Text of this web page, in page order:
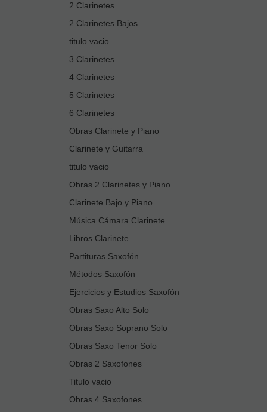
2 Clarinetes
2 Clarinetes Bajos
titulo vacio
3 Clarinetes
4 Clarinetes
5 Clarinetes
6 Clarinetes
Obras Clarinete y Piano
Clarinete y Guitarra
titulo vacio
Obras 2 Clarinetes y Piano
Clarinete Bajo y Piano
Música Cámara Clarinete
Libros Clarinete
Partituras Saxofón
Métodos Saxofón
Ejercicios y Estudios Saxofón
Obras Saxo Alto Solo
Obras Saxo Soprano Solo
Obras Saxo Tenor Solo
Obras 2 Saxofones
Titulo vacio
Obras 4 Saxofones